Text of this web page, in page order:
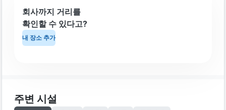
회사까지 거리를
확인할 수 있다고?
내 장소 추가
주변 시설